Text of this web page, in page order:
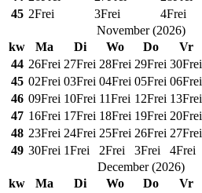
45 2Frei 3Frei 4Frei
November(2026)
kw
Ma Di Wo Do Vr
44 26Frei 27Frei 28Frei 29Frei 30Frei
45 02Frei 03Frei 04Frei 05Frei 06Frei
46 09Frei 10Frei 11Frei 12Frei 13Frei
47 16Frei 17Frei 18Frei 19Frei 20Frei
48 23Frei 24Frei 25Frei 26Frei 27Frei
49 30Frei 1Frei 2Frei 3Frei 4Frei
December(2026)
kw
Ma Di Wo Do Vr